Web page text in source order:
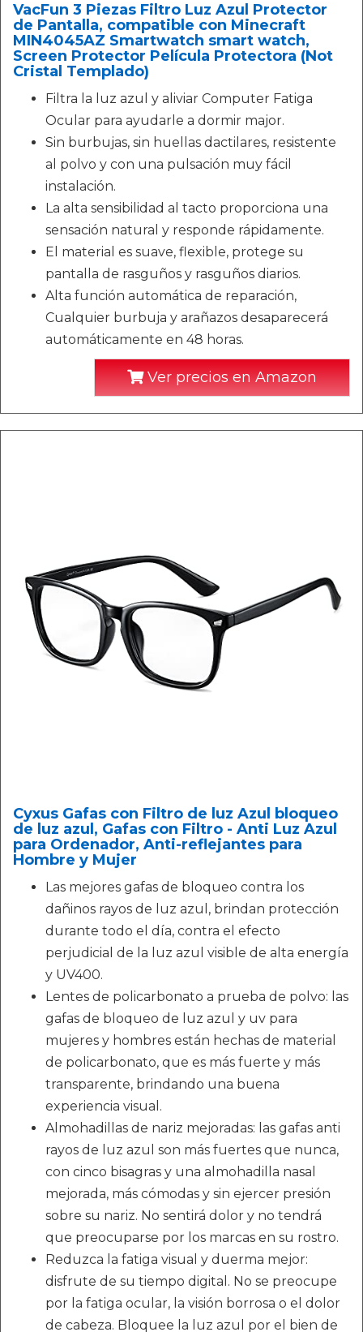
VacFun 3 Piezas Filtro Luz Azul Protector
de Pantalla, compatible con Minecraft
MIN4045AZ Smartwatch smart watch,
Screen Protector Película Protectora (Not
Cristal Templado)
Filtra la luz azul y aliviar Computer Fatiga
Ocular para ayudarle a dormir major.
Sin burbujas, sin huellas dactilares, resistente
al polvo y con una pulsación muy fácil
instalación.
La alta sensibilidad al tacto proporciona una
sensación natural y responde rápidamente.
El material es suave, flexible, protege su
pantalla de rasguños y rasguños diarios.
Alta función automática de reparación,
Cualquier burbuja y arañazos desaparecerá
automáticamente en 48 horas.
Ver precios en Amazon
Cyxus Gafas con Filtro de luz Azul bloqueo
de luz azul, Gafas con Filtro - Anti Luz Azul
para Ordenador, Anti-reflejantes para
Hombre y Mujer
Las mejores gafas de bloqueo contra los
dañinos rayos de luz azul, brindan protección
durante todo el día, contra el efecto
perjudicial de la luz azul visible de alta energía
y UV400.
Lentes de policarbonato a prueba de polvo: las
gafas de bloqueo de luz azul y uv para
mujeres y hombres están hechas de material
de policarbonato, que es más fuerte y más
transparente, brindando una buena
experiencia visual.
Almohadillas de nariz mejoradas: las gafas anti
rayos de luz azul son más fuertes que nunca,
con cinco bisagras y una almohadilla nasal
mejorada, más cómodas y sin ejercer presión
sobre su nariz. No sentirá dolor y no tendrá
que preocuparse por los marcas en su rostro.
Reduzca la fatiga visual y duerma mejor:
disfrute de su tiempo digital. No se preocupe
por la fatiga ocular, la visión borrosa o el dolor
de cabeza. Bloquee la luz azul por el bien de